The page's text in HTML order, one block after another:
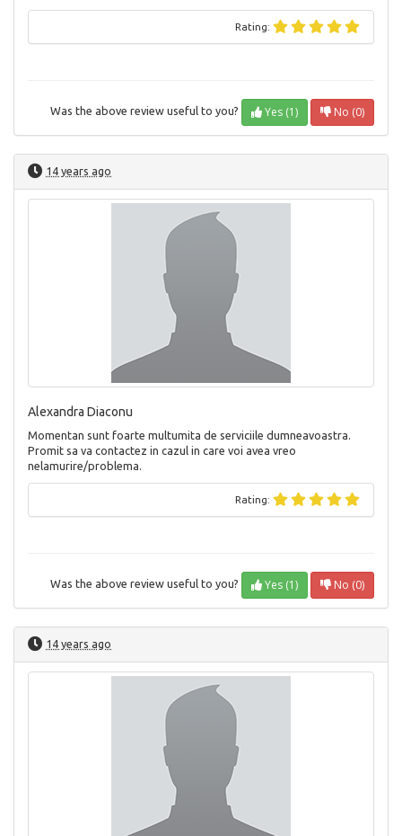
Rating:
Was the above review useful to you? Yes (1) No (0)
14 years ago
Alexandra Diaconu
Momentan sunt foarte multumita de serviciile dumneavoastra.
Promit sa va contactez in cazul in care voi avea vreo
nelamurire/problema.
Rating:
Was the above review useful to you? Yes (1) No (0)
14 years ago